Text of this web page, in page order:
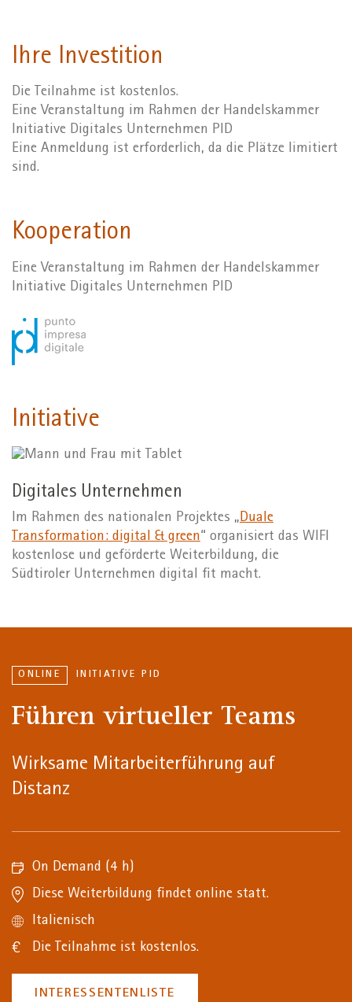
Ihre Investition
Die Teilnahme ist kostenlos.
Eine Veranstaltung im Rahmen der Handelskammer
Initiative Digitales Unternehmen PID
Eine Anmeldung ist erforderlich, da die Plätze limitiert
sind.
Kooperation
Eine Veranstaltung im Rahmen der Handelskammer
Initiative Digitales Unternehmen PID
Initiative
Digitales Unternehmen
Im Rahmen des nationalen Projektes „Duale
Transformation: digital & green“ organisiert das WIFI
kostenlose und geförderte Weiterbildung, die
Südtiroler Unternehmen digital fit macht.
INITIATIVE PID
ONLINE
Führen virtueller Teams
Wirksame Mitarbeiterführung auf
Distanz
On Demand (4 h)
Diese Weiterbildung findet online statt.
Italienisch
Die Teilnahme ist kostenlos.
INTERESSENTENLISTE